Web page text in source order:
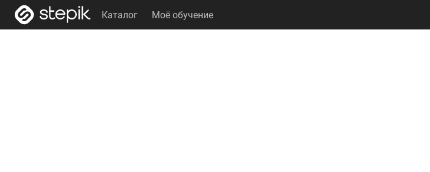
Каталог Моё обучение